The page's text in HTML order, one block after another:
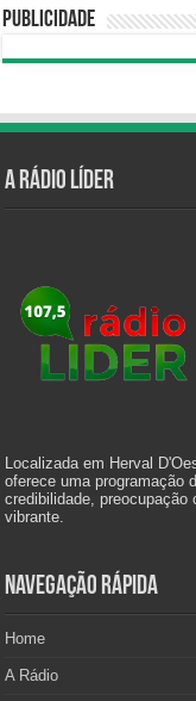
Publicidade
A Rádio Líder
Localizada em Herval
oferece uma programação
credibilidade,
vibrante.
Navegação Rápida
Home
A Rádio